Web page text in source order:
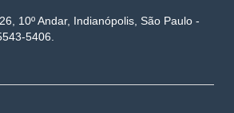
10º Andar, Indianópolis, São Paulo -
5406.